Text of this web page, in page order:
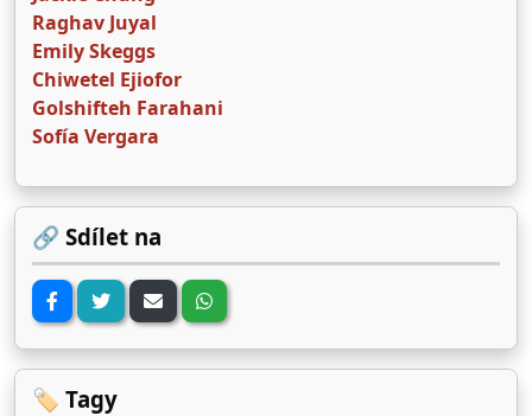
Raghav Juyal
Emily Skeggs
Chiwetel Ejiofor
Golshifteh Farahani
Sofía Vergara
🔗 Sdílet na
🏷️ Tagy